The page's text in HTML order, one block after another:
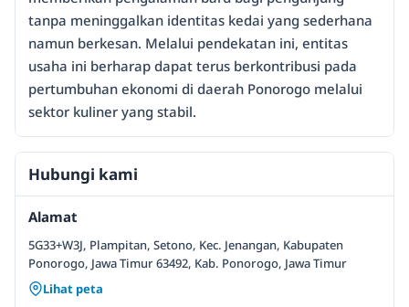
tanpa meninggalkan identitas kedai yang sederhana
namun berkesan. Melalui pendekatan ini, entitas
usaha ini berharap dapat terus berkontribusi pada
pertumbuhan ekonomi di daerah Ponorogo melalui
sektor kuliner yang stabil.
Hubungi kami
Alamat
5G33+W3J, Plampitan, Setono, Kec. Jenangan, Kabupaten
Ponorogo, Jawa Timur 63492, Kab. Ponorogo, Jawa Timur
Lihat peta